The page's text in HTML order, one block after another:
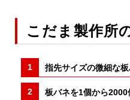
こだま製作所
指先サイズの微細な
板バネを1個から